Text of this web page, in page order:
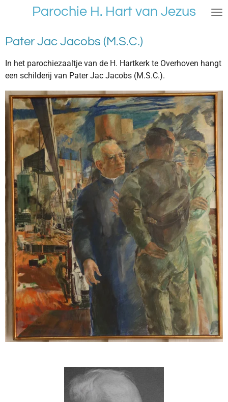
naar
de
hoofdinhoud
Parochie H. Hart van Jezus
Pater Jac Jacobs (M.S.C.)
In het parochiezaaltje van de H. Hartkerk te Overhoven hangt
een schilderij van Pater Jac Jacobs (M.S.C.).